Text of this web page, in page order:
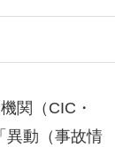
関（CIC・
異動（事故情